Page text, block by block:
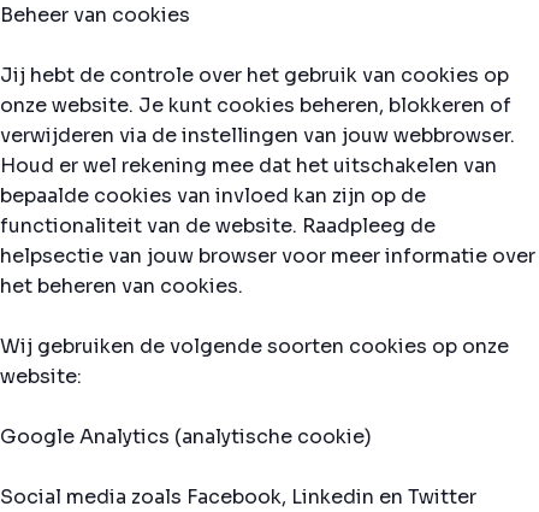
Beheer van cookies
Jij hebt de controle over het gebruik van cookies op
onze website. Je kunt cookies beheren, blokkeren of
verwijderen via de instellingen van jouw webbrowser.
Houd er wel rekening mee dat het uitschakelen van
bepaalde cookies van invloed kan zijn op de
functionaliteit van de website. Raadpleeg de
helpsectie van jouw browser voor meer informatie over
het beheren van cookies.
Wij gebruiken de volgende soorten cookies op onze
website:
Google Analytics (analytische cookie)
Social media zoals Facebook, Linkedin en Twitter